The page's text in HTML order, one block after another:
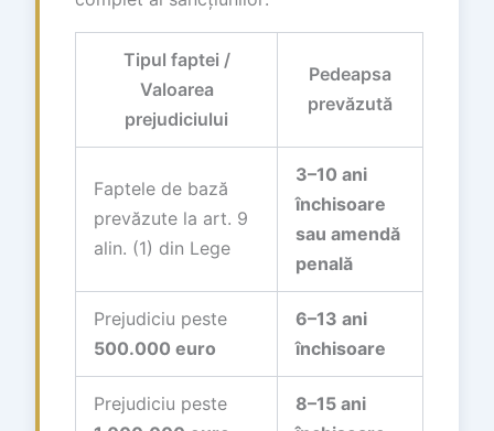
Tipul faptei /
Valoarea
prejudiciului
Pedeapsa
prevăzută
Faptele de bază
prevăzute la art. 9
alin. (1) din Lege
3–10 ani
închisoare
sau amendă
penală
Prejudiciu peste
500.000 euro
6–13 ani
închisoare
Prejudiciu peste
8–15 ani